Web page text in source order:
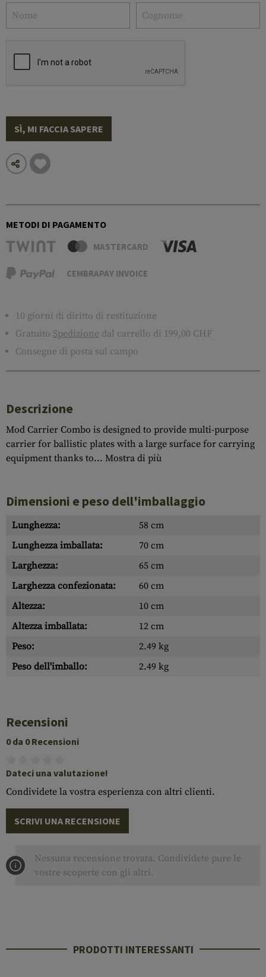
SÌ, MI FACCIA SAPERE
METODI DI PAGAMENTO
MASTERCARD
CEMBRAPAY INVOICE
10 giorni di diritto di restituzione
Gratuito Spedizione dal carrello di 199,00 CHF
Consegne di posta sul campo
Descrizione
Mod Carrier Combo is designed to provide multi-purpose
carrier for ballistic plates with a large surface for carrying
equipment thanks to... Mostra di più
Dimensioni e peso dell'imballaggio
Lunghezza:
58 cm
Lunghezza imballata:
70 cm
Larghezza:
65 cm
Larghezza confezionata:
60 cm
Altezza:
10 cm
Altezza imballata:
12 cm
Peso:
2.49 kg
Peso dell'imballo:
2.49 kg
Recensioni
0 da 0 Recensioni
Dateci una valutazione!
Condividete la vostra esperienza con altri clienti.
SCRIVI UNA RECENSIONE
Nessuna recensione trovata. Condividete pure le
vostre scoperte con gli altri.
PRODOTTI INTERESSANTI